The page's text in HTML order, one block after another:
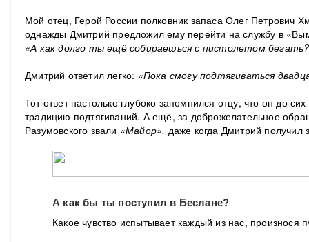
Мой отец, Герой России полковник запаса Олег Петрович
однажды Дмитрий предложил ему перейти на службу в
«А как долго ты ещё собираешься с пистолетом
Дмитрий ответил легко: «Пока смогу подтягиваться
Тот ответ настолько глубоко запомнился отцу, что он до
традицию подтягиваний. А ещё, за доброжелательное
Разумовского звали «Майор», даже когда Дмитрий получил
А как бы ты поступил в Беслане?
Какое чувство испытывает каждый из нас,